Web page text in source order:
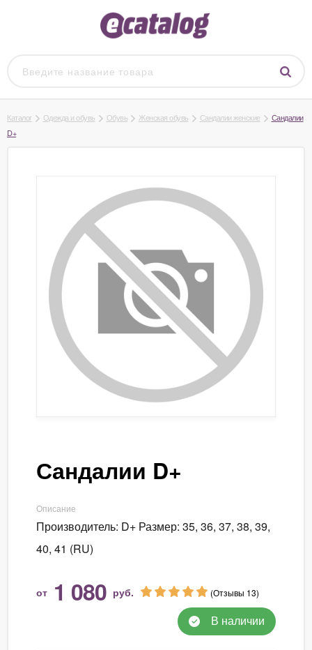
Каталог Одежда и обувь Обувь Женская обувь Сандалии женские
Сандалии
D+
Сандалии D+
Описание
Производитель: D+ Размер: 35, 36, 37, 38, 39,
40, 41 (RU)
от 1 080 руб. (Отзывы 13)
В наличии